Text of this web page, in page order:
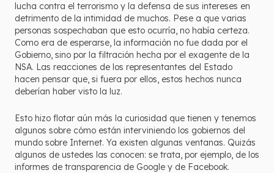
lucha contra el terrorismo y la defensa de sus intereses en
detrimento de la intimidad de muchos. Pese a que varias
personas sospechaban que esto ocurría, no había certeza.
Como era de esperarse, la información no fue dada por el
Gobierno, sino por la filtración hecha por el exagente de la
NSA. Las reacciones de los representantes del Estado
hacen pensar que, si fuera por ellos, estos hechos nunca
deberían haber visto la luz.
Esto hizo flotar aún más la curiosidad que tienen y tenemos
algunos sobre cómo están interviniendo los gobiernos del
mundo sobre Internet. Ya existen algunas ventanas. Quizás
algunos de ustedes las conocen: se trata, por ejemplo, de los
informes de transparencia de Google y de Facebook.